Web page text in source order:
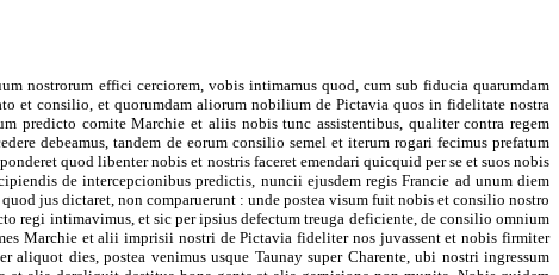
nostrorum effici cerciorem, vobis intimamus quod, cum sub fiducia quarumdam
et consilio, et quorumdam aliorum nobilium de Pictavia quos in fidelitate nostra
predicto comite Marchie et aliis nobis tunc assistentibus, qualiter contra regem
debeamus, tandem de eorum consilio semel et iterum rogari fecimus prefatum
quod libenter nobis et nostris faceret emendari quicquid per se et suos nobis
de intercepcionibus predictis, nuncii ejusdem regis Francie ad unum diem
jus dictaret, non comparuerunt : unde postea visum fuit nobis et consilio nostro
regi intimavimus, et sic per ipsius defectum treuga deficiente, de consilio omnium
Marchie et alii imprisii nostri de Pictavia fideliter nos juvassent et nobis firmiter
aliquot dies, postea venimus usque Taunay super Charente, ubi nostri ingressum